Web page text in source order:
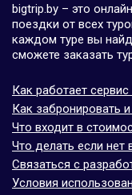
bigtrip.by – это
поездки от всех
каждом туре вы
сможете заказать
Как работает сервис
Как забронировать и
Что входит в
Что делать если нет
Связаться с
Условия